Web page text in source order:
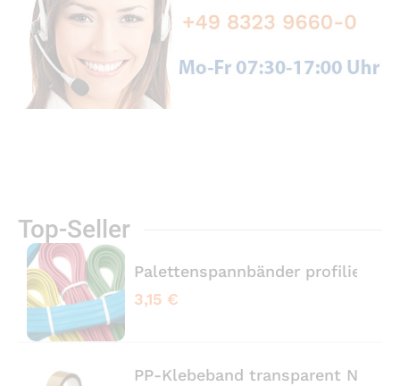
Top-Seller
Palettenspannbänder profiliert
3,15 €
PP-Klebeband transparent No